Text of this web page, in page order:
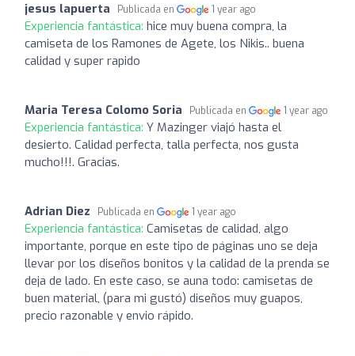
jesus lapuerta Publicada en 1 year ago
Experiencia fantástica: hice muy buena compra, la
camiseta de los Ramones de Agete, los Nikis.. buena
calidad y super rapido
Maria Teresa Colomo Soria Publicada en 1 year ago
Experiencia fantástica: Y Mazinger viajó hasta el
desierto. Calidad perfecta, talla perfecta, nos gusta
mucho!!!. Gracias.
Adrian Diez Publicada en 1 year ago
Experiencia fantástica: Camisetas de calidad, algo
importante, porque en este tipo de páginas uno se deja
llevar por los diseños bonitos y la calidad de la prenda se
deja de lado. En este caso, se auna todo: camisetas de
buen material, (para mi gustó) diseños muy guapos,
precio razonable y envio rápido.